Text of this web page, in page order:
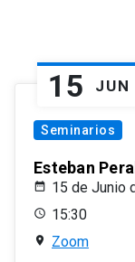
15 JUN
Seminarios
Esteban
15 de Junio
15:30
Zoom